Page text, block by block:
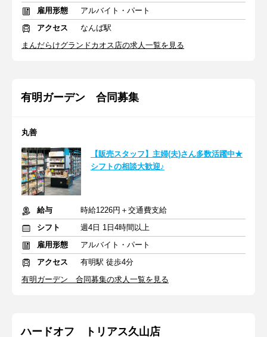
雇用形態
アルバイト・パート
アクセス
なんば駅
まんだらけグランドカオス店の求人一覧を見る
有明ガーデン 合同募集
丸善
【販売スタッフ】主婦(夫)さん多数活躍中★
シフトの相談大歓迎♪
給与
時給1226円＋交通費支給
シフト
週4日 1日4時間以上
雇用形態
アルバイト・パート
アクセス
有明駅 徒歩4分
有明ガーデン 合同募集の求人一覧を見る
ハードオフ トリアス久山店